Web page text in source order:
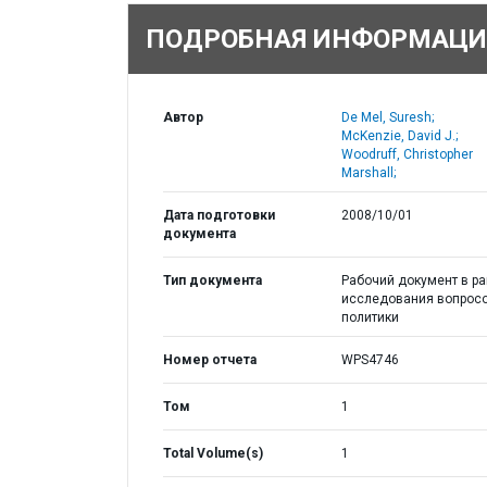
ПОДРОБНАЯ
Автор
De Mel, Suresh;
McKenzie, David J.;
Woodruff, Christopher
Marshall;
Дата подготовки
документа
2008/10/01
Тип документа
Рабочий документ в
исследования
политики
Номер отчета WPS4746
Том 1
Total Volume(s) 1